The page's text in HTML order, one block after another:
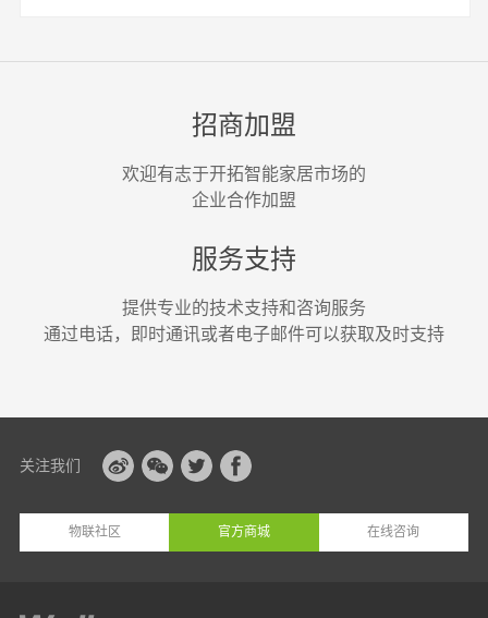
招商加盟
欢迎有志于开拓智能家居市场的
企业合作加盟
服务支持
提供专业的技术支持和咨询服务
通过电话，即时通讯或者电子邮件可以获取及时支持
关注我们
物联社区 官方商城 在线咨询